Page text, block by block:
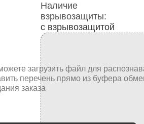
Наличие
взрывозащиты:
с взрывозащитой